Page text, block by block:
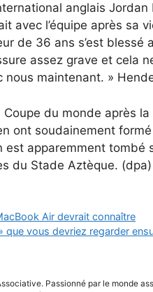
anglais
avec l’équipe après sa
de 36 ans s’est blessé
assez grave et cela
maintenant. »
du monde après
ont soudainement
est apparemment tombé
du Stade Aztèque. (dpa)
Air devrait connaître
que vous devriez regarder
Passionné par le monde